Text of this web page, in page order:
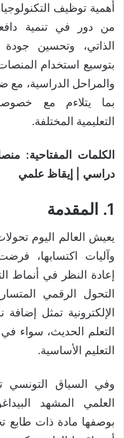
أهمية توظيف التكنولوجيا
من دور في تنمية
الذاتي، وتحسين
بتوسيع استخدام
والمراحل الدراسية، مع
بما يتلاءم مع
التعليمية المختلفة.
الكلمات المفتاحية:
دراسي | إيقاظ علمي
1. المقدمة
يعيش العالم اليوم
وآليات اكتسابها،
إعادة النظر في أنماط
التحول الرقمي
الإلكترونية تمثل
التعلم الحديث، سواء
التعليم الأساسية.
وفي السياق التونسي
العلمي المشهد
بوصفها مادة ذات طابع